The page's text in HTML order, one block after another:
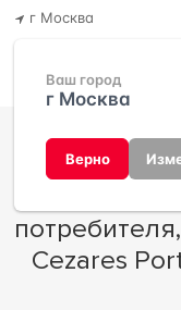
г Москва
Ваш город
г Москва
Верно
в стену,
Cezares